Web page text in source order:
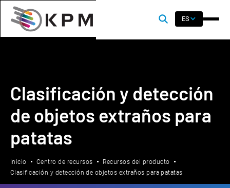
ES
Clasificación y detección
de objetos extraños para
patatas
Inicio Centro de recursos
Recursos del producto
Clasificación y detección de objetos extraños para patatas